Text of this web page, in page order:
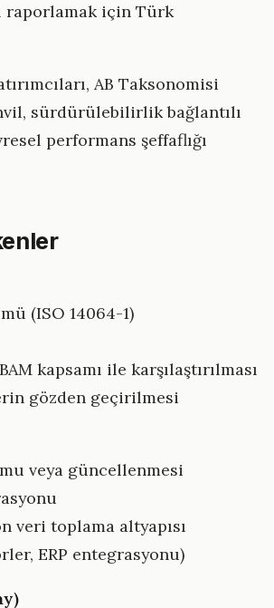
raporlamak için Türk
AB Taksonomisi
sürdürülebilirlik bağlantılı
performans şeffaflığı
(ISO 14064-1)
kapsamı ile karşılaştırılması
gözden geçirilmesi
veya güncellenmesi
veri toplama altyapısı
ERP entegrasyonu)